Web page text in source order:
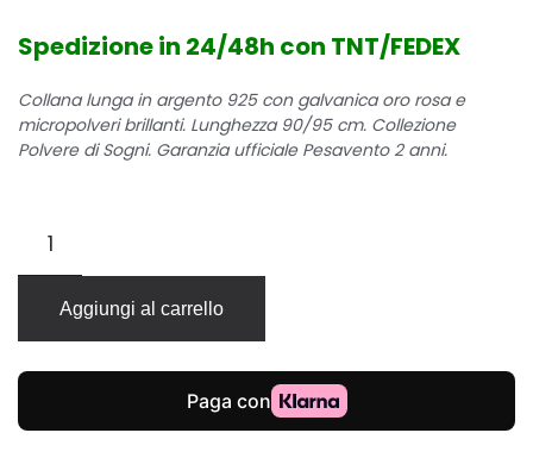
Spedizione in 24/48h con TNT/FEDEX
Collana lunga in argento 925 con galvanica oro rosa e
micropolveri brillanti. Lunghezza 90/95 cm. Collezione
Polvere di Sogni. Garanzia ufficiale Pesavento 2 anni.
Polvere
di
collana
lunga
in
925
Aggiungi al carrello